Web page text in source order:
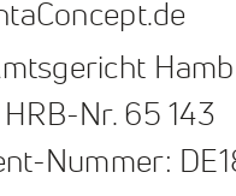
Nr. 65 143
Nummer: